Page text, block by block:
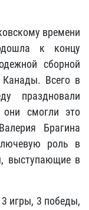
времени
к концу
сборной
Всего в
праздновали
они смогли это
Брагина
роль в
выступающие в
игры, 3 победы,